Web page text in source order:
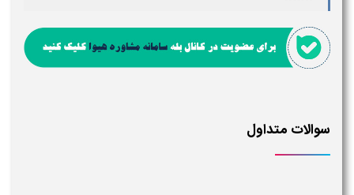
سوالات متداول